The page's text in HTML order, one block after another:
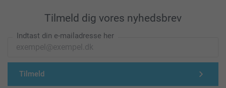
Tilmeld dig vores nyhedsbrev
Indtast din e-mailadresse her
Tilmeld